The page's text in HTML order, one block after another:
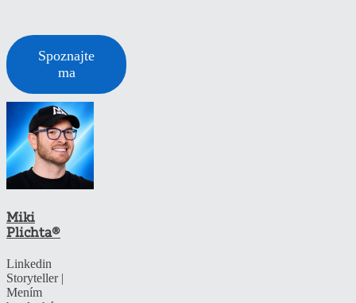
Spoznajte
ma
Miki
Plichta®
Linkedin
Storyteller |
Mením